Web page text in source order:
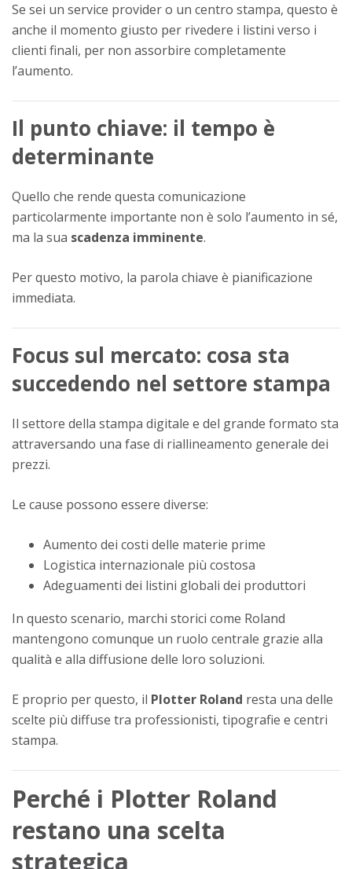
Se sei un service provider o un centro stampa, questo è
anche il momento giusto per rivedere i listini verso i
clienti finali, per non assorbire completamente
l’aumento.
Il punto chiave: il tempo è
determinante
Quello che rende questa comunicazione
particolarmente importante non è solo l’aumento in sé,
ma la sua scadenza imminente.
Per questo motivo, la parola chiave è pianificazione
immediata.
Focus sul mercato: cosa sta
succedendo nel settore stampa
Il settore della stampa digitale e del grande formato sta
attraversando una fase di riallineamento generale dei
prezzi.
Le cause possono essere diverse:
Aumento dei costi delle materie prime
Logistica internazionale più costosa
Adeguamenti dei listini globali dei produttori
In questo scenario, marchi storici come Roland
mantengono comunque un ruolo centrale grazie alla
qualità e alla diffusione delle loro soluzioni.
E proprio per questo, il Plotter Roland resta una delle
scelte più diffuse tra professionisti, tipografie e centri
stampa.
Perché i Plotter Roland
restano una scelta
strategica